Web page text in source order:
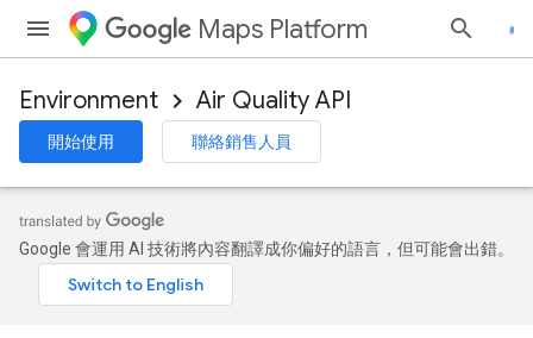
Maps Platform
Environment Air Quality API
開始使用 聯絡銷售人員
Google 會運用 AI 技術將內容翻譯成你偏好的語言，但可能會出錯。